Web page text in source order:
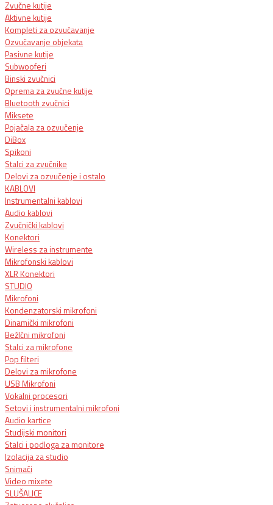
Zvučne kutije
Aktivne kutije
Kompleti za ozvučavanje
Ozvučavanje objekata
Pasivne kutije
Subwooferi
Binski zvučnici
Oprema za zvučne kutije
Bluetooth zvučnici
Miksete
Pojačala za ozvučenje
DiBox
Spikoni
Stalci za zvučnike
Delovi za ozvučenje i ostalo
KABLOVI
Instrumentalni kablovi
Audio kablovi
Zvučnički kablovi
Konektori
Wireless za instrumente
Mikrofonski kablovi
XLR Konektori
STUDIO
Mikrofoni
Kondenzatorski mikrofoni
Dinamički mikrofoni
BežIčni mikrofoni
Stalci za mikrofone
Pop filteri
Delovi za mikrofone
USB Mikrofoni
Vokalni procesori
Setovi i instrumentalni mikrofoni
Audio kartice
Studijski monitori
Stalci i podloga za monitore
Izolacija za studio
Snimači
Video mixete
SLUŠALICE